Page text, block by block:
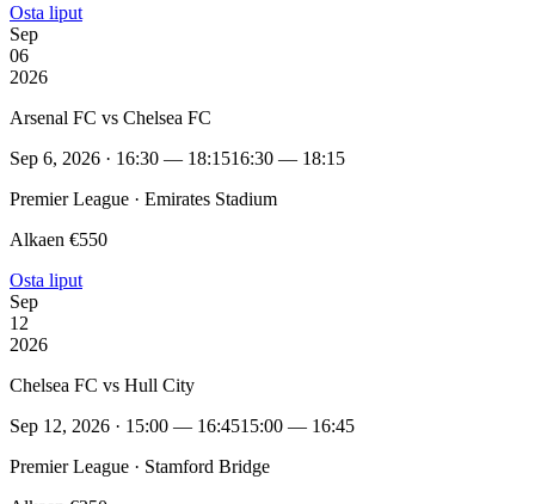
Osta liput
Sep
06
2026
Arsenal FC vs Chelsea FC
Sep 6, 2026 · 16:30 — 18:1516:30 — 18:15
Premier League · Emirates Stadium
Alkaen €550
Osta liput
Sep
12
2026
Chelsea FC vs Hull City
Sep 12, 2026 · 15:00 — 16:4515:00 — 16:45
Premier League · Stamford Bridge